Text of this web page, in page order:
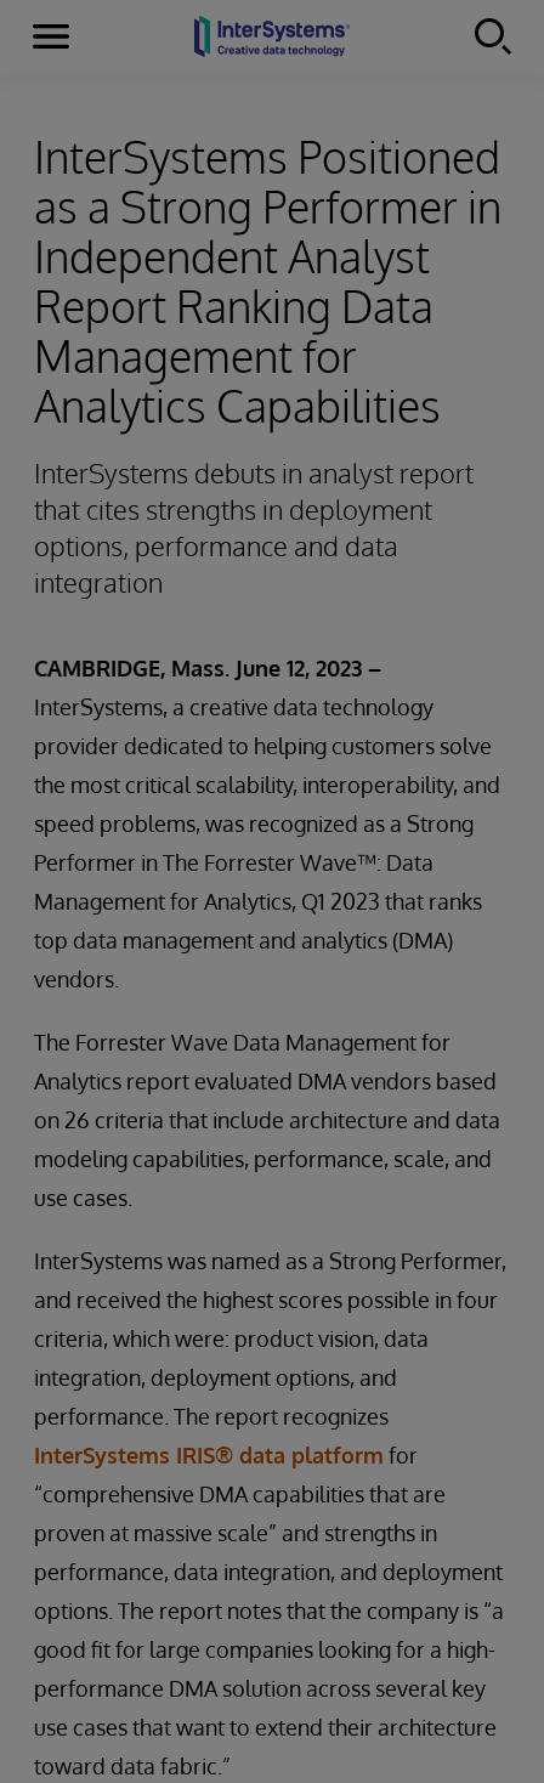
Skip to content
Menu
InterSystems Positioned
as a Strong Performer in
Independent Analyst
Report Ranking Data
Management for
Analytics Capabilities
InterSystems debuts in analyst report
that cites strengths in deployment
options, performance and data
integration
CAMBRIDGE, Mass. June 12, 2023 –
InterSystems, a creative data technology
provider dedicated to helping customers solve
the most critical scalability, interoperability, and
speed problems, was recognized as a Strong
Performer in The Forrester Wave™: Data
Management for Analytics, Q1 2023 that ranks
top data management and analytics (DMA)
vendors.
The Forrester Wave Data Management for
Analytics report evaluated DMA vendors based
on 26 criteria that include architecture and data
modeling capabilities, performance, scale, and
use cases.
InterSystems was named as a Strong Performer,
and received the highest scores possible in four
criteria, which were: product vision, data
integration, deployment options, and
performance. The report recognizes
InterSystems IRIS® data platform for
“comprehensive DMA capabilities that are
proven at massive scale” and strengths in
performance, data integration, and deployment
options. The report notes that the company is “a
good fit for large companies looking for a high-
performance DMA solution across several key
use cases that want to extend their architecture
toward data fabric.”